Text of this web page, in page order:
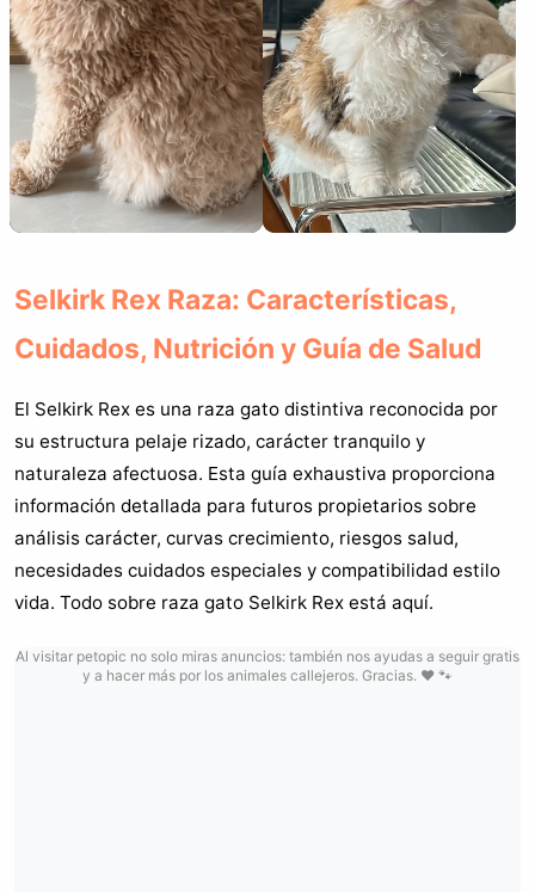
Selkirk Rex Raza: Características,
Cuidados, Nutrición y Guía de Salud
El Selkirk Rex es una raza gato distintiva reconocida por
su estructura pelaje rizado, carácter tranquilo y
naturaleza afectuosa. Esta guía exhaustiva proporciona
información detallada para futuros propietarios sobre
análisis carácter, curvas crecimiento, riesgos salud,
necesidades cuidados especiales y compatibilidad estilo
vida. Todo sobre raza gato Selkirk Rex está aquí.
Al visitar petopic no solo miras anuncios: también nos ayudas a seguir gratis
y a hacer más por los animales callejeros. Gracias. ❤️ 🐾